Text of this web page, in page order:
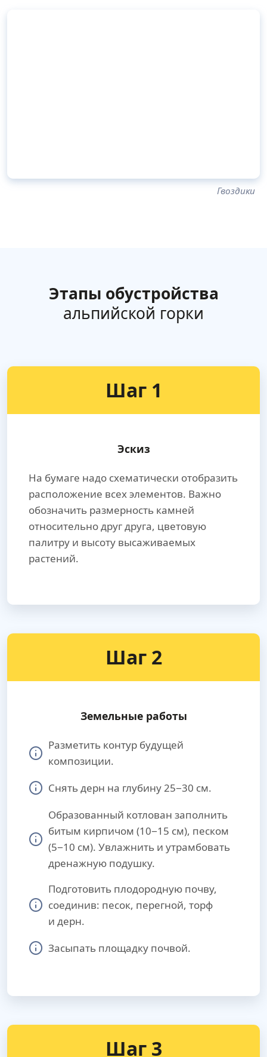
Гвоздики
Этапы обустройства
альпийской горки
Шаг 1
Эскиз
На бумаге надо схематически отобразить
расположение всех элементов. Важно
обозначить размерность камней
относительно друг друга, цветовую
палитру и высоту высаживаемых
растений.
Шаг 2
Земельные работы
Разметить контур будущей
композиции.
Снять дерн на глубину 25−30 см.
Образованный котлован заполнить
битым кирпичом (10−15 см), песком
(5−10 см). Увлажнить и утрамбовать
дренажную подушку.
Подготовить плодородную почву,
соединив: песок, перегной, торф
и дерн.
Засыпать площадку почвой.
Шаг 3